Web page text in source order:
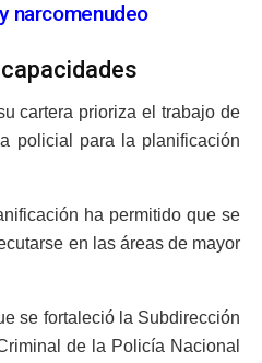
narcomenudeo
cartera prioriza el trabajo de
policial para la planificación
ha permitido que se
en las áreas de mayor
se fortaleció la Subdirección
de la Policía Nacional